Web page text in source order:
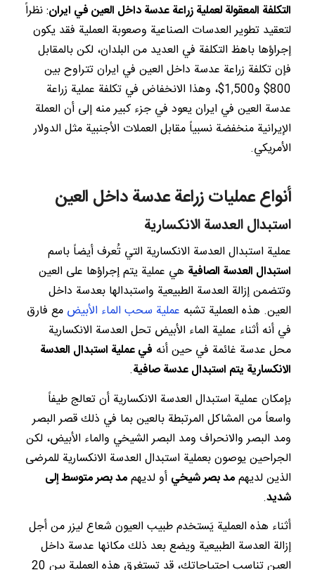
التكلفة المعقولة لعملية زراعة عدسة داخل العين في ايران: نظراً
لتعقيد تطوير العدسات الصناعية وصعوبة العملية فقد يكون
إجراؤها باهظ التكلفة في العديد من البلدان، لكن بالمقابل
فإن تكلفة زراعة عدسة داخل العين في ايران تتراوح بين
800$ و1,500$، وهذا الانخفاض في تكلفة عملية زراعة
عدسة العين في ايران يعود في جزء كبير منه إلى أن العملة
الإيرانية منخفضة نسبياً مقابل العملات الأجنبية مثل الدولار
الأمريكي.
أنواع عمليات زراعة عدسة داخل العين
استبدال العدسة الانكسارية
عملية استبدال العدسة الانكسارية التي تُعرف أيضاً باسم
استبدال العدسة الصافية هي عملية يتم إجراؤها على العين
وتتضمن إزالة العدسة الطبيعية واستبدالها بعدسة داخل
العين. هذه العملية تشبه عملية سحب الماء الأبيض مع فارق
في أنه أثناء عملية الماء الأبيض تحل العدسة الانكسارية
محل عدسة غائمة في حين أنه في عملية استبدال العدسة
الانكسارية يتم استبدال عدسة صافية.
بإمكان عملية استبدال العدسة الانكسارية أن تعالج طيفاً
واسعاً من المشاكل المرتبطة بالعين بما في ذلك قصر البصر
ومد البصر والانحراف ومد البصر الشيخي والماء الأبيض، لكن
الجراحين يوصون بعملية استبدال العدسة الانكسارية للمرضى
الذين لديهممد بصر شيخي أو لديهممد بصر متوسط إلى
شديد.
أثناء هذه العملية يَستخدم طبيب العيون شعاع ليزر من أجل
إزالة العدسة الطبيعية ويضع بعد ذلك مكانها عدسة داخل